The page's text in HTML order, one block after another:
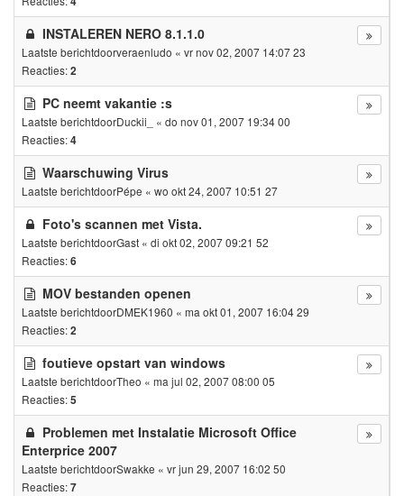
INSTALEREN NERO 8.1.1.0
Laatste berichtdoorveraenludo « vr nov 02, 2007 14:07 23
Reacties:2
PC neemt vakantie :s
Laatste berichtdoorDuckii_ « do nov 01, 2007 19:34 00
Reacties:4
Waarschuwing Virus
Laatste berichtdoorPépe « wo okt 24, 2007 10:51 27
Foto's scannen met Vista.
Laatste berichtdoorGast « di okt 02, 2007 09:21 52
Reacties:6
MOV bestanden openen
Laatste berichtdoorDMEK1960 « ma okt 01, 2007 16:04 29
Reacties:2
foutieve opstart van windows
Laatste berichtdoorTheo « ma jul 02, 2007 08:00 05
Reacties:5
Problemen met Instalatie Microsoft Office
Enterprice 2007
Laatste berichtdoorSwakke « vr jun 29, 2007 16:02 50
Reacties:7